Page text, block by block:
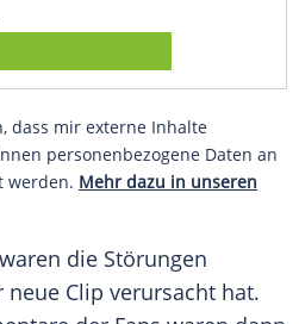
dass mir externe Inhalte
personenbezogene Daten an
werden. Mehr dazu in unseren
die Störungen
Clip verursacht hat.